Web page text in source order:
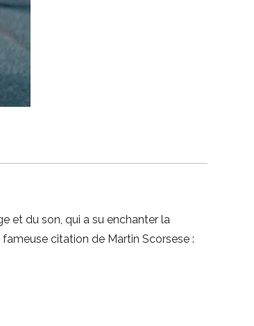
et du son, qui a su enchanter la
citation de Martin Scorsese :